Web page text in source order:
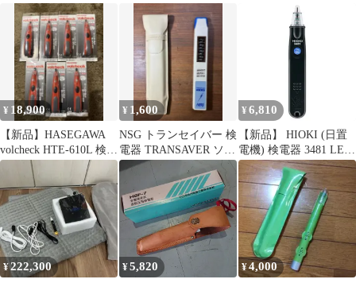
電器 ケース箱付 ジャン
TRANSAVER ソフトケ
¥ 18,900
【新品】HASEGAWA
volcheck HTE-610L 検電
器 7本セット
¥ 1,600
NSG トランセイバー 検
電器 TRANSAVER ソフ
トケース付属
¥ 6,810
【新品】 HIOKI (日置
電機) 検電器 3481 LED
ライト搭載 0
¥222,300 ¥5,820 ¥4,000